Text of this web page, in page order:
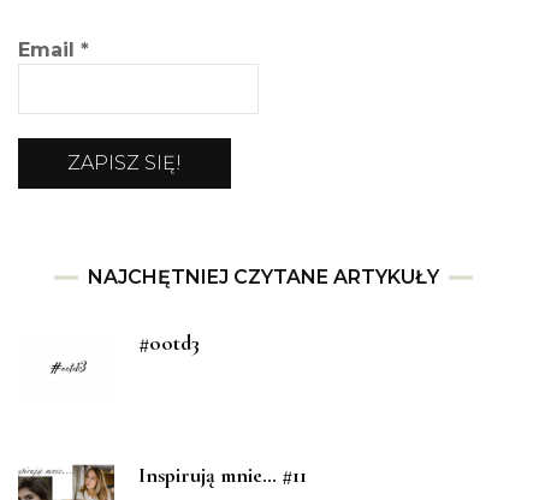
Email *
NAJCHĘTNIEJ CZYTANE ARTYKUŁY
#ootd3
Inspirują mnie… #11